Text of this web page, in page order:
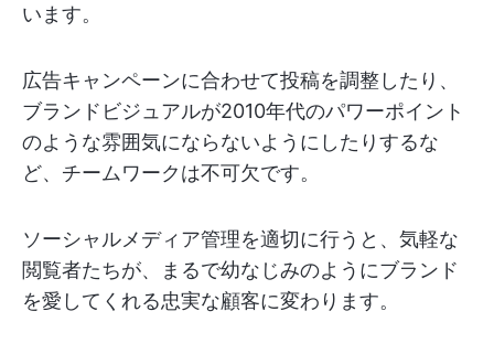
います。
広告キャンペーンに合わせて投稿を調整したり、
ブランドビジュアルが2010年代のパワーポイント
のような雰囲気にならないようにしたりするな
ど、チームワークは不可欠です。
ソーシャルメディア管理を適切に行うと、気軽な
閲覧者たちが、まるで幼なじみのようにブランド
を愛してくれる忠実な顧客に変わります。